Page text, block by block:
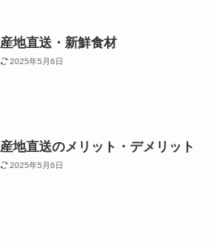
産地直送・新鮮食材
2025年5月6日
産地直送のメリット・デメリット
2025年5月6日